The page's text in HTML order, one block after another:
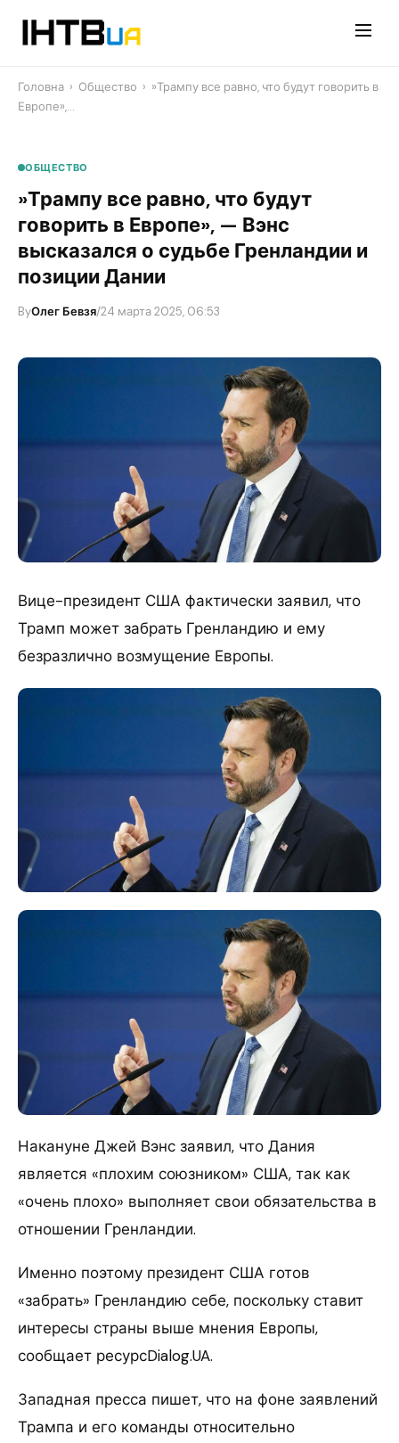
Головна › Общество › ​»Трампу все равно, что будут говорить в
Европе»,…
ОБЩЕСТВО
​»Трампу все равно, что будут
говорить в Европе», — Вэнс
высказался о судьбе Гренландии и
позиции Дании
ByОлег Бевзя/24 марта 2025, 06:53
Вице-президент США фактически заявил, что
Трамп может забрать Гренландию и ему
безразлично возмущение Европы.
Накануне Джей Вэнс заявил, что Дания
является «плохим союзником» США, так как
«очень плохо» выполняет свои обязательства в
отношении Гренландии.
Именно поэтому президент США готов
«забрать» Гренландию себе, поскольку ставит
интересы страны выше мнения Европы,
сообщает ресурсDialog.UA.
Западная пресса пишет, что на фоне заявлений
Трампа и его команды относительно